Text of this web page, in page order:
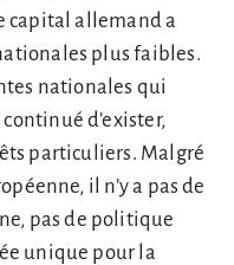
capital allemand a
plus faibles.
nationales qui
d’exister,
particuliers. Malgré
il n’y a pas de
pas de politique
unique pour la